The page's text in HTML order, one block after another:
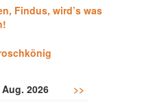
Findus, wird’s was
Aug. 2026
>>